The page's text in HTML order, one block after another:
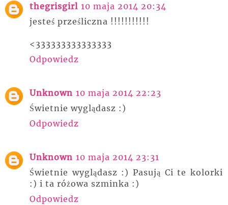
thegrisgirl 10 maja 2014 20:34
jesteś prześliczna !!!!!!!!!!!
<333333333333333
Odpowiedz
Unknown 10 maja 2014 22:23
Świetnie wyglądasz :)
Odpowiedz
Unknown 10 maja 2014 23:31
Świetnie wyglądasz :) Pasują Ci te kolorki
:) i ta różowa szminka :)
Odpowiedz